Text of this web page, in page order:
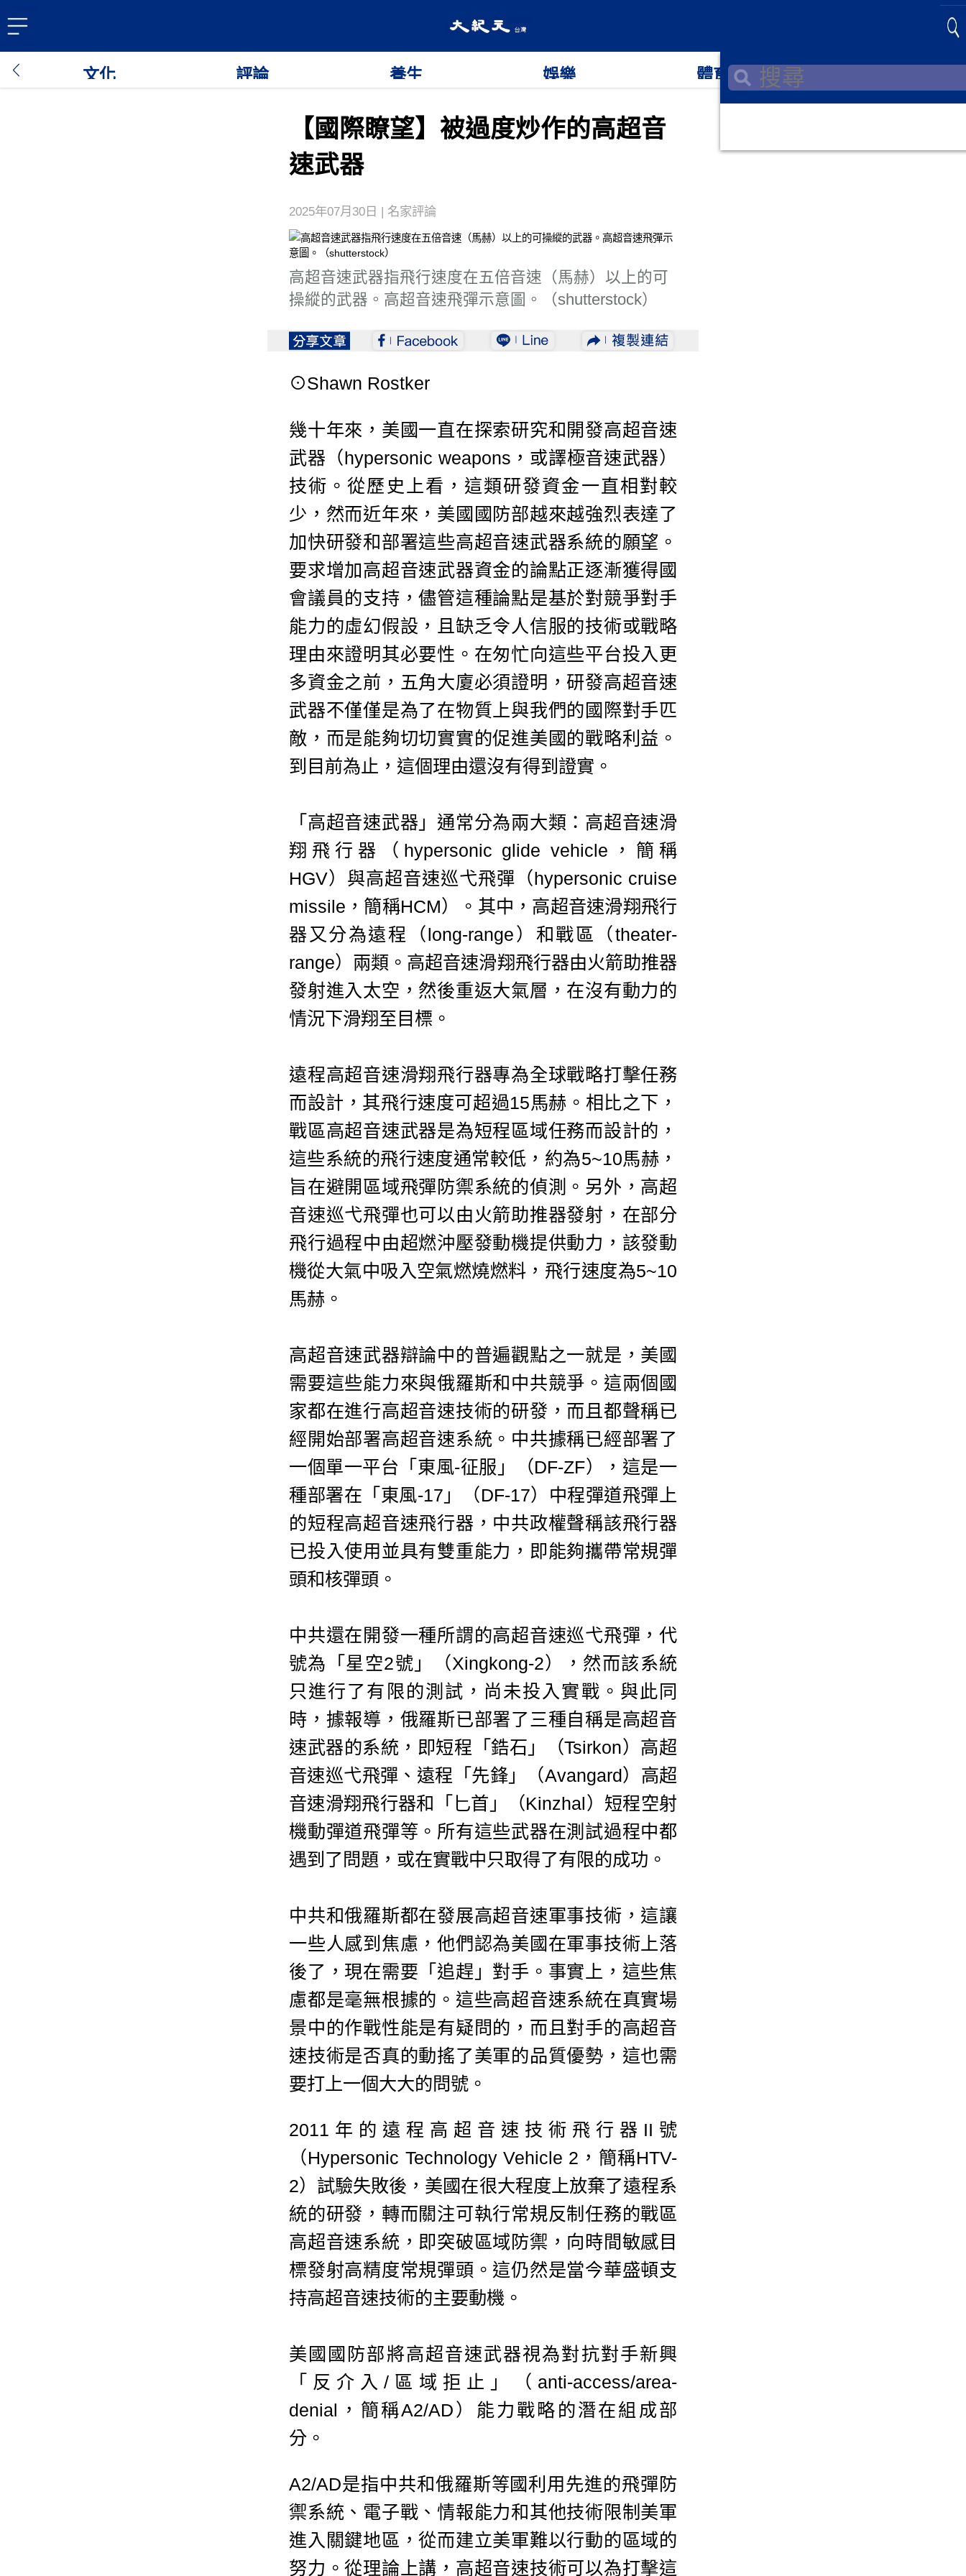
文化 評論 養生 娛樂 體育
【國際瞭望】被過度炒作的高超音
速武器
2025年07月30日 | 名家評論
高超音速武器指飛行速度在五倍音速（馬赫）以上的可
操縱的武器。高超音速飛彈示意圖。（shutterstock）
⊙Shawn Rostker
幾十年來，美國一直在探索研究和開發高超音速
武器（hypersonic weapons，或譯極音速武器）
技術。從歷史上看，這類研發資金一直相對較
少，然而近年來，美國國防部越來越強烈表達了
加快研發和部署這些高超音速武器系統的願望。
要求增加高超音速武器資金的論點正逐漸獲得國
會議員的支持，儘管這種論點是基於對競爭對手
能力的虛幻假設，且缺乏令人信服的技術或戰略
理由來證明其必要性。在匆忙向這些平台投入更
多資金之前，五角大廈必須證明，研發高超音速
武器不僅僅是為了在物質上與我們的國際對手匹
敵，而是能夠切切實實的促進美國的戰略利益。
到目前為止，這個理由還沒有得到證實。
「高超音速武器」通常分為兩大類：高超音速滑
翔飛行器（hypersonic glide vehicle，簡稱
HGV）與高超音速巡弋飛彈（hypersonic cruise
missile，簡稱HCM）。其中，高超音速滑翔飛行
器又分為遠程（long-range）和戰區（theater-
range）兩類。高超音速滑翔飛行器由火箭助推器
發射進入太空，然後重返大氣層，在沒有動力的
情況下滑翔至目標。
遠程高超音速滑翔飛行器專為全球戰略打擊任務
而設計，其飛行速度可超過15馬赫。相比之下，
戰區高超音速武器是為短程區域任務而設計的，
這些系統的飛行速度通常較低，約為5~10馬赫，
旨在避開區域飛彈防禦系統的偵測。另外，高超
音速巡弋飛彈也可以由火箭助推器發射，在部分
飛行過程中由超燃沖壓發動機提供動力，該發動
機從大氣中吸入空氣燃燒燃料，飛行速度為5~10
馬赫。
高超音速武器辯論中的普遍觀點之一就是，美國
需要這些能力來與俄羅斯和中共競爭。這兩個國
家都在進行高超音速技術的研發，而且都聲稱已
經開始部署高超音速系統。中共據稱已經部署了
一個單一平台「東風-征服」（DF-ZF），這是一
種部署在「東風-17」（DF-17）中程彈道飛彈上
的短程高超音速飛行器，中共政權聲稱該飛行器
已投入使用並具有雙重能力，即能夠攜帶常規彈
頭和核彈頭。
中共還在開發一種所謂的高超音速巡弋飛彈，代
號為「星空2號」（Xingkong-2），然而該系統
只進行了有限的測試，尚未投入實戰。與此同
時，據報導，俄羅斯已部署了三種自稱是高超音
速武器的系統，即短程「鋯石」（Tsirkon）高超
音速巡弋飛彈、遠程「先鋒」（Avangard）高超
音速滑翔飛行器和「匕首」（Kinzhal）短程空射
機動彈道飛彈等。所有這些武器在測試過程中都
遇到了問題，或在實戰中只取得了有限的成功。
中共和俄羅斯都在發展高超音速軍事技術，這讓
一些人感到焦慮，他們認為美國在軍事技術上落
後了，現在需要「追趕」對手。事實上，這些焦
慮都是毫無根據的。這些高超音速系統在真實場
景中的作戰性能是有疑問的，而且對手的高超音
速技術是否真的動搖了美軍的品質優勢，這也需
要打上一個大大的問號。
2011年的遠程高超音速技術飛行器II號
（Hypersonic Technology Vehicle 2，簡稱HTV-
2）試驗失敗後，美國在很大程度上放棄了遠程系
統的研發，轉而關注可執行常規反制任務的戰區
高超音速系統，即突破區域防禦，向時間敏感目
標發射高精度常規彈頭。這仍然是當今華盛頓支
持高超音速技術的主要動機。
美國國防部將高超音速武器視為對抗對手新興
「反介入/區域拒止」（anti-access/area-
denial，簡稱A2/AD）能力戰略的潛在組成部
分。
A2/AD是指中共和俄羅斯等國利用先進的飛彈防
禦系統、電子戰、情報能力和其他技術限制美軍
進入關鍵地區，從而建立美軍難以行動的區域的
努力。從理論上講，高超音速技術可以為打擊這